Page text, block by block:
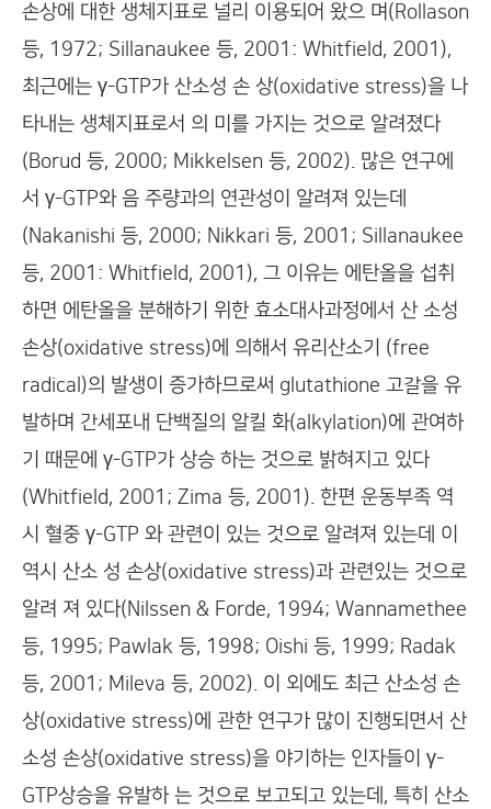
손상에 대한 생체지표로 널리 이용되어 왔으 며(Rollason
등, 1972; Sillanaukee 등, 2001: Whitfield, 2001),
최근에는 γ-GTP가 산소성 손 상(oxidative stress)을 나
타내는 생체지표로서 의 미를 가지는 것으로 알려졌다
(Borud 등, 2000; Mikkelsen 등, 2002). 많은 연구에
서 γ-GTP와 음 주량과의 연관성이 알려져 있는데
(Nakanishi 등, 2000; Nikkari 등, 2001; Sillanaukee
등, 2001: Whitfield, 2001), 그 이유는 에탄올을 섭취
하면 에탄올을 분해하기 위한 효소대사과정에서 산 소성
손상(oxidative stress)에 의해서 유리산소기 (free
radical)의 발생이 증가하므로써 glutathione 고갈을 유
발하며 간세포내 단백질의 알킬 화(alkylation)에 관여하
기 때문에 γ-GTP가 상승 하는 것으로 밝혀지고 있다
(Whitfield, 2001; Zima 등, 2001). 한편 운동부족 역
시 혈중 γ-GTP 와 관련이 있는 것으로 알려져 있는데 이
역시 산소 성 손상(oxidative stress)과 관련있는 것으로
알려 져 있다(Nilssen & Forde, 1994; Wannamethee
등, 1995; Pawlak 등, 1998; Oishi 등, 1999; Radak
등, 2001; Mileva 등, 2002). 이 외에도 최근 산소성 손
상(oxidative stress)에 관한 연구가 많이 진행되면서 산
소성 손상(oxidative stress)을 야기하는 인자들이 γ-
GTP상승을 유발하 는 것으로 보고되고 있는데, 특히 산소